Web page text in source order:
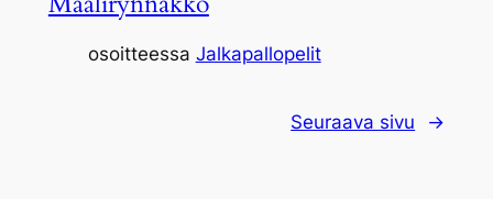
osoitteessa Jalkapallopelit
Seuraava sivu →